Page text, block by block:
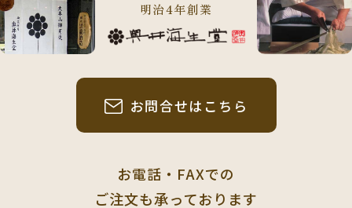
明治4年創業
お問合せはこちら
お電話・FAXでの
ご注文も承っております